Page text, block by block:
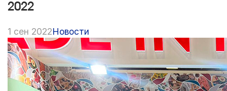
2022
1 сен 2022Новости